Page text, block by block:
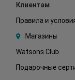
Клиентам
Правила и
Магазины
Watsons Club
Подарочные